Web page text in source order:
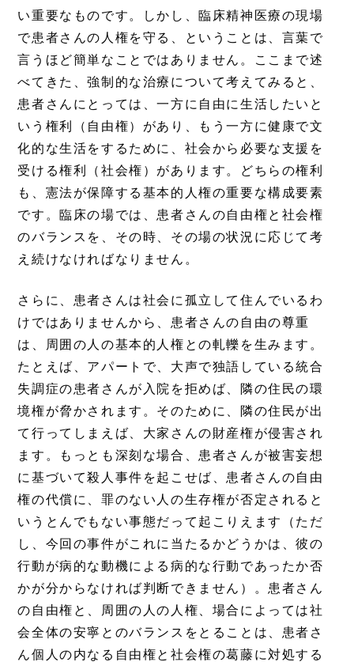
い重要なものです。しかし、臨床精神医療の現場
で患者さんの人権を守る、ということは、言葉で
言うほど簡単なことではありません。ここまで述
べてきた、強制的な治療について考えてみると、
患者さんにとっては、一方に自由に生活したいと
いう権利（自由権）があり、もう一方に健康で文
化的な生活をするために、社会から必要な支援を
受ける権利（社会権）があります。どちらの権利
も、憲法が保障する基本的人権の重要な構成要素
です。臨床の場では、患者さんの自由権と社会権
のバランスを、その時、その場の状況に応じて考
え続けなければなりません。
さらに、患者さんは社会に孤立して住んでいるわ
けではありませんから、患者さんの自由の尊重
は、周囲の人の基本的人権との軋轢を生みます。
たとえば、アパートで、大声で独語している統合
失調症の患者さんが入院を拒めば、隣の住民の環
境権が脅かされます。そのために、隣の住民が出
て行ってしまえば、大家さんの財産権が侵害され
ます。もっとも深刻な場合、患者さんが被害妄想
に基づいて殺人事件を起こせば、患者さんの自由
権の代償に、罪のない人の生存権が否定されると
いうとんでもない事態だって起こりえます（ただ
し、今回の事件がこれに当たるかどうかは、彼の
行動が病的な動機による病的な行動であったか否
かが分からなければ判断できません）。患者さん
の自由権と、周囲の人の人権、場合によっては社
会全体の安寧とのバランスをとることは、患者さ
ん個人の内なる自由権と社会権の葛藤に対処する